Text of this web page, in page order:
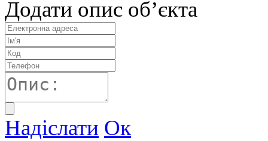
Додати опис об’єкта
Надіслати Ок